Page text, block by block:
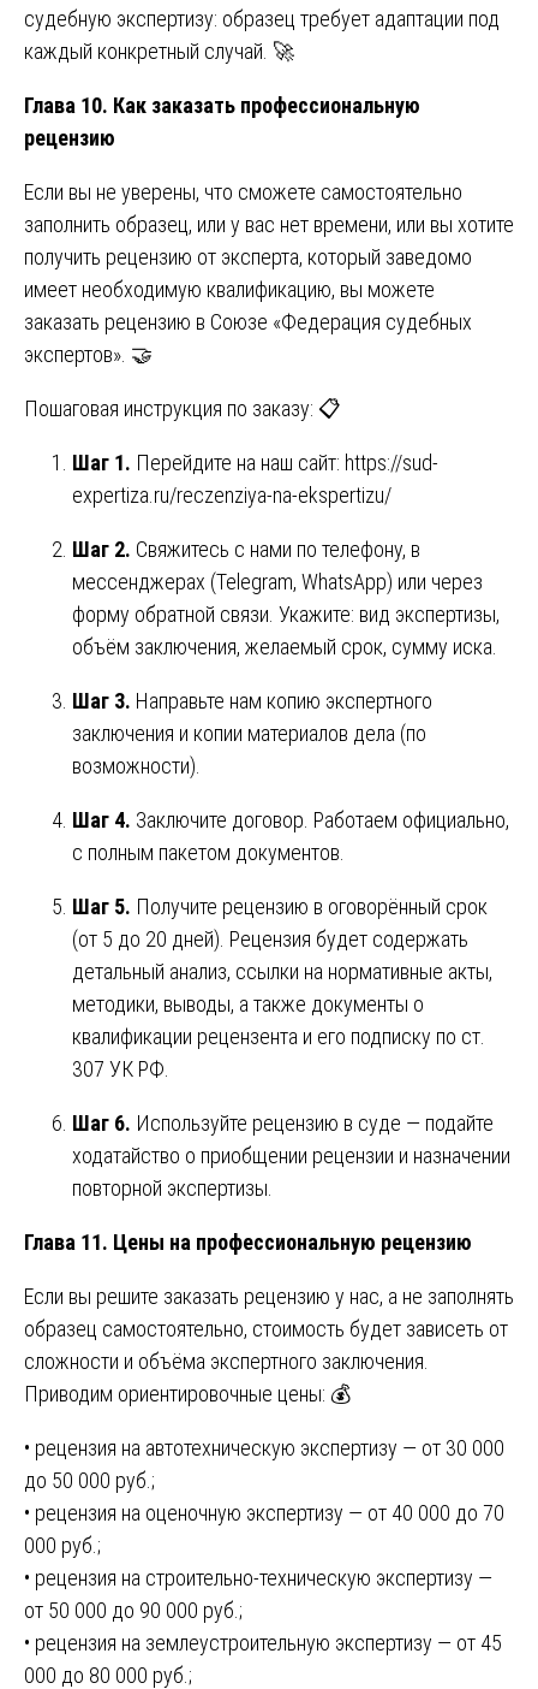
судебную экспертизу: образец требует адаптации под
каждый конкретный случай. 🚀
Глава 10. Как заказать профессиональную
рецензию
Если вы не уверены, что сможете самостоятельно
заполнить образец, или у вас нет времени, или вы хотите
получить рецензию от эксперта, который заведомо
имеет необходимую квалификацию, вы можете
заказать рецензию в Союзе «Федерация судебных
экспертов». 🤝
Пошаговая инструкция по заказу: 📋
Шаг 1. Перейдите на наш сайт: https://sud-
expertiza.ru/reczenziya-na-ekspertizu/
Шаг 2. Свяжитесь с нами по телефону, в
мессенджерах (Telegram, WhatsApp) или через
форму обратной связи. Укажите: вид экспертизы,
объём заключения, желаемый срок, сумму иска.
Шаг 3. Направьте нам копию экспертного
заключения и копии материалов дела (по
возможности).
Шаг 4. Заключите договор. Работаем официально,
с полным пакетом документов.
Шаг 5. Получите рецензию в оговорённый срок
(от 5 до 20 дней). Рецензия будет содержать
детальный анализ, ссылки на нормативные акты,
методики, выводы, а также документы о
квалификации рецензента и его подписку по ст.
307 УК РФ.
Шаг 6. Используйте рецензию в суде — подайте
ходатайство о приобщении рецензии и назначении
повторной экспертизы.
Глава 11. Цены на профессиональную рецензию
Если вы решите заказать рецензию у нас, а не заполнять
образец самостоятельно, стоимость будет зависеть от
сложности и объёма экспертного заключения.
Приводим ориентировочные цены: 💰
• рецензия на автотехническую экспертизу — от 30 000
до 50 000 руб.;
• рецензия на оценочную экспертизу — от 40 000 до 70
000 руб.;
• рецензия на строительно-техническую экспертизу —
от 50 000 до 90 000 руб.;
• рецензия на землеустроительную экспертизу — от 45
000 до 80 000 руб.;